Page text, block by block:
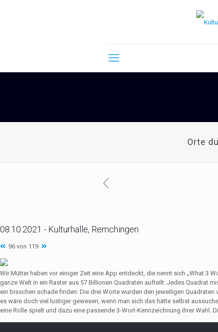
Orte
08.10.2021 - Kulturhalle, Remchingen
96 von 119
Wir Mütter haben vor einiger Zeit eine App entdeckt, die nennt sich „What 3
ganze Welt in ein Raster aus 57 Billionen Quadraten aufteilt. Jedes Quadrat
ein bisschen schade finden: Die drei Worte wurden den jeweiligen
es wäre doch viel lustiger gewesen, wenn man sich das hätte selbst
eine Rolle spielt und dazu eine passende 3-Wort-Kennzeichnung ihrer Wahl.